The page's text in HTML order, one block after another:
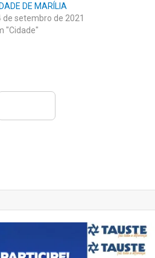
DE MARÍLIA
de setembro de 2021
"Cidade"